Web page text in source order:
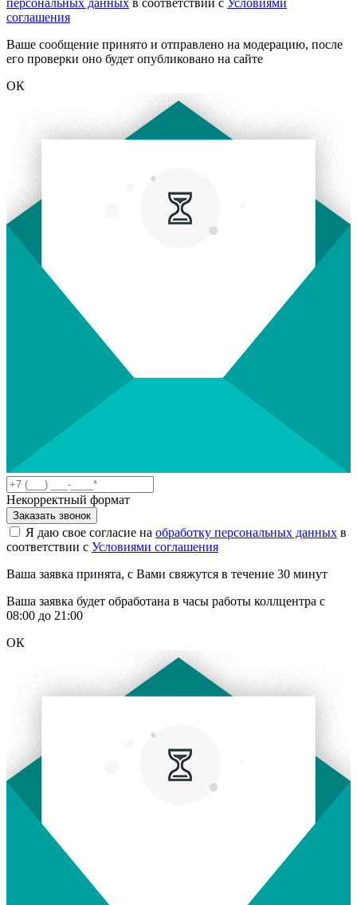
соглашения
Ваше сообщение принято и отправлено на модерацию, после
его проверки оно будет опубликовано на сайте
ОК
Некорректный формат
Заказать звонок
Я даю свое согласие на обработку персональных данных в
соответствии с Условиями соглашения
Ваша заявка принята, с Вами свяжутся в течение 30 минут
Ваша заявка будет обработана в часы работы коллцентра с
08:00 до 21:00
ОК